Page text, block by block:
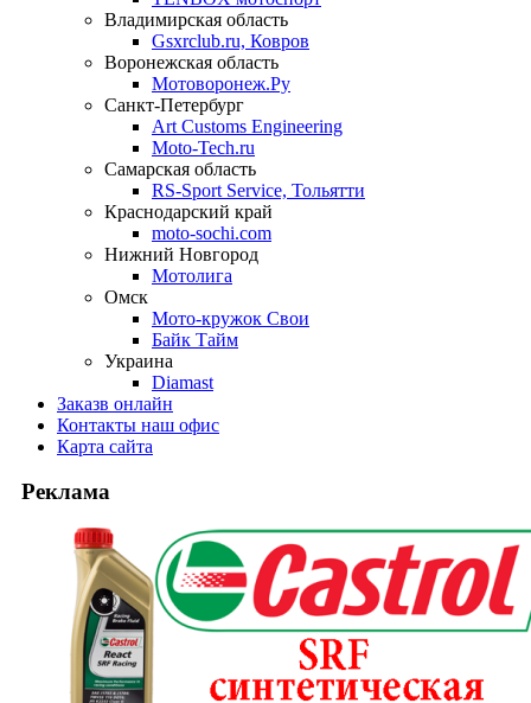
Владимирская область
Gsxrclub.ru, Ковров
Воронежская область
Мотоворонеж.Ру
Санкт-Петербург
Art Customs Engineering
Moto-Tech.ru
Самарская область
RS-Sport Service, Тольятти
Краснодарский край
moto-sochi.com
Нижний Новгород
Мотолига
Омск
Мото-кружок Свои
Байк Тайм
Украина
Diamast
Заказв онлайн
Контакты наш офис
Карта сайта
Реклама